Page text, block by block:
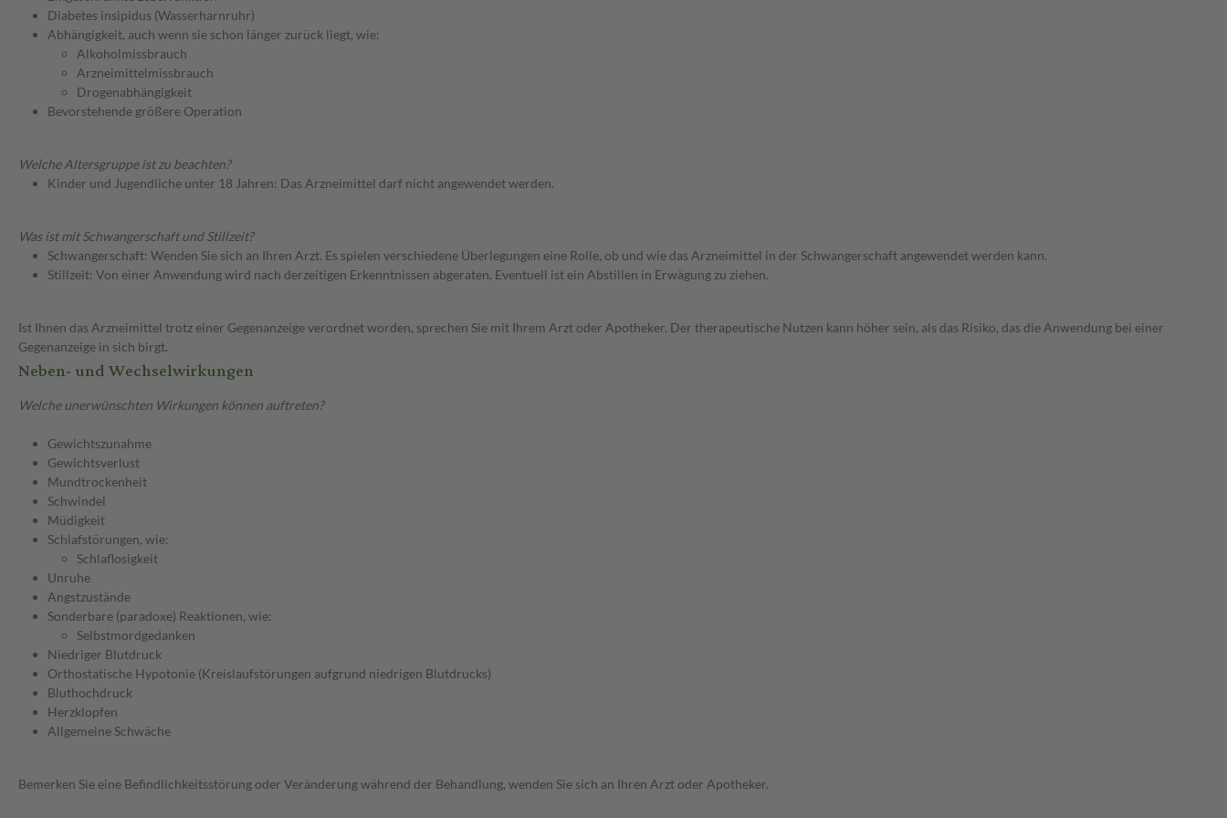
Diabetes insipidus (Wasserharnruhr)
Abhängigkeit, auch wenn sie schon länger zurück liegt, wie:
Alkoholmissbrauch
Arzneimittelmissbrauch
Drogenabhängigkeit
Bevorstehende größere Operation
Welche Altersgruppe ist zu beachten?
Kinder und Jugendliche unter 18 Jahren: Das Arzneimittel darf nicht angewendet werden.
Was ist mit Schwangerschaft und Stillzeit?
Schwangerschaft: Wenden Sie sich an Ihren Arzt. Es spielen verschiedene Überlegungen eine Rolle, ob und wie das Arzneimittel in der Schwangerschaft angewendet werden kann.
Stillzeit: Von einer Anwendung wird nach derzeitigen Erkenntnissen abgeraten. Eventuell ist ein Abstillen in Erwägung zu ziehen.
Ist Ihnen das Arzneimittel trotz einer Gegenanzeige verordnet worden, sprechen Sie mit Ihrem Arzt oder Apotheker. Der therapeutische Nutzen kann höher sein, als das Risiko, das die Anwendung bei einer
Gegenanzeige in sich birgt.
Neben- und Wechselwirkungen
Welche unerwünschten Wirkungen können auftreten?
Gewichtszunahme
Gewichtsverlust
Mundtrockenheit
Schwindel
Müdigkeit
Schlafstörungen, wie:
Schlaflosigkeit
Unruhe
Angstzustände
Sonderbare (paradoxe) Reaktionen, wie:
Selbstmordgedanken
Niedriger Blutdruck
Orthostatische Hypotonie (Kreislaufstörungen aufgrund niedrigen Blutdrucks)
Bluthochdruck
Herzklopfen
Allgemeine Schwäche
Bemerken Sie eine Befindlichkeitsstörung oder Veränderung während der Behandlung, wenden Sie sich an Ihren Arzt oder Apotheker.